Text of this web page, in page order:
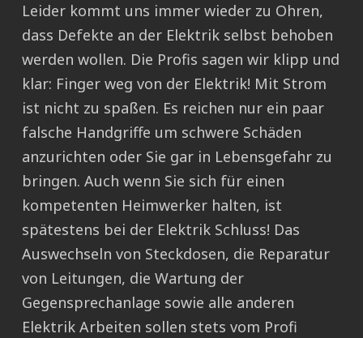
Leider kommt uns immer wieder zu Ohren,
dass Defekte an der Elektrik selbst behoben
werden wollen. Die Profis sagen wir klipp und
klar: Finger weg von der Elektrik! Mit Strom
ist nicht zu spaßen. Es reichen nur ein paar
falsche Handgriffe um schwere Schäden
anzurichten oder Sie gar in Lebensgefahr zu
bringen. Auch wenn Sie sich für einen
kompetenten Heimwerker halten, ist
spätestens bei der Elektrik Schluss! Das
Auswechseln von Steckdosen, die Reparatur
von Leitungen, die Wartung der
Gegensprechanlage sowie alle anderen
Elektrik Arbeiten sollen stets vom Profi